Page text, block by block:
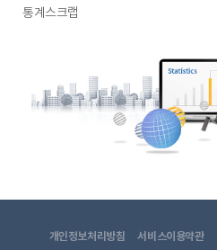
통계스크랩
개인정보처리방침 서비스이용약관